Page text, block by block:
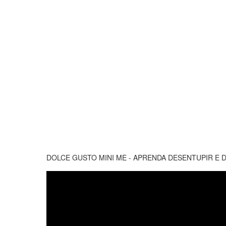
DOLCE GUSTO MINI ME - APRENDA DESENTUPIR E